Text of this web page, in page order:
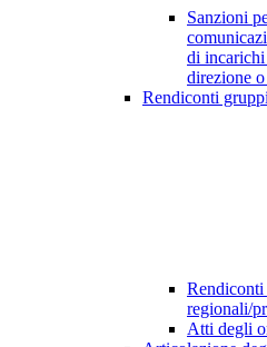
Sanzioni
di
direzione
Rendiconti
regionali/
Atti degli